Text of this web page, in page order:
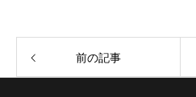
前の記事